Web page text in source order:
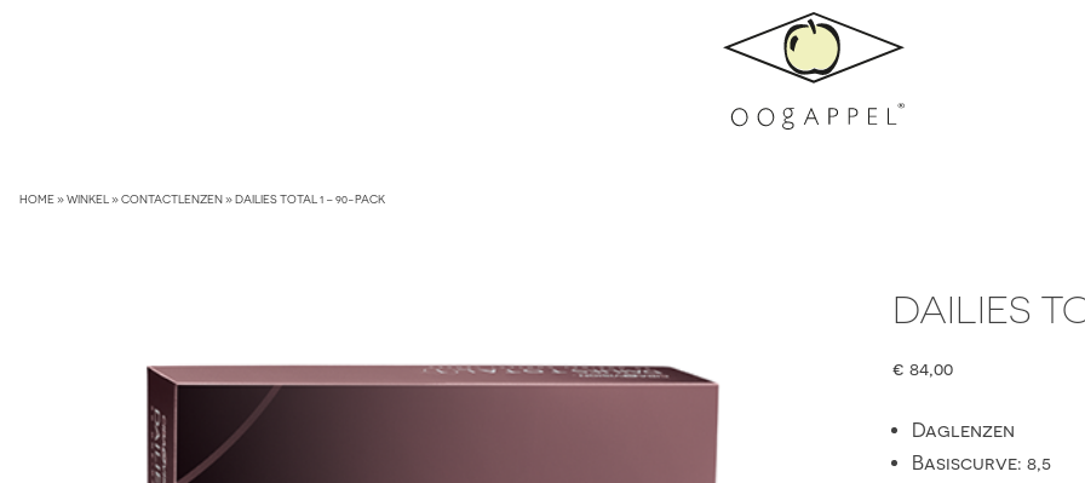
HOME»WINKEL »CONTACTLENZEN»DAILIES TOTAL 1 – 90-PACK
DAILIES
€ 84,00
Daglenzen
Basiscurve: 8,5